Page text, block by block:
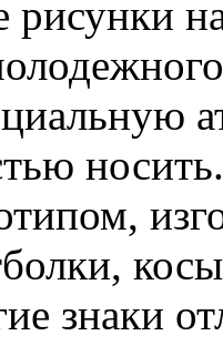
рисунки
знаки